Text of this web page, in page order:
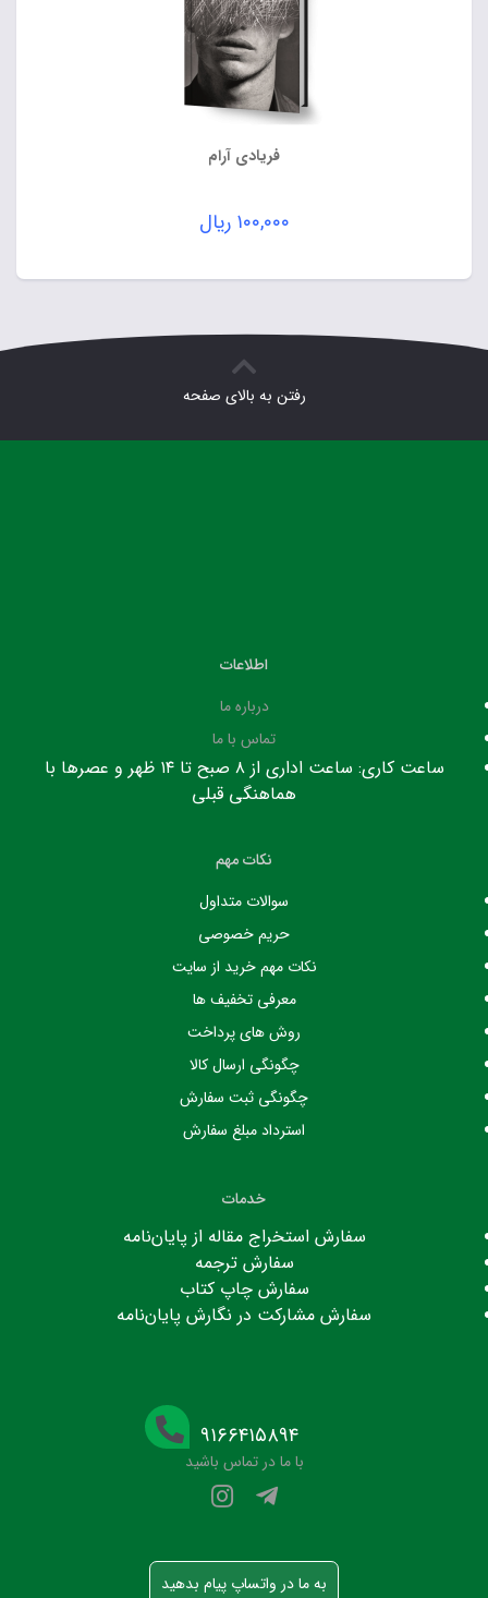
فریادی آرام
۱۰۰,۰۰۰ ریال
رفتن به بالای صفحه
اطلاعات
درباره ما
تماس با ما
ساعت کاری: ساعت اداری از ۸ صبح تا ۱۴ ظهر و عصرها با
هماهنگی قبلی
نکات مهم
سوالات متداول
حریم خصوصی
نکات مهم خرید از سایت
معرفی تخفیف ها
روش های پرداخت
چگونگی ارسال کالا
چگونگی ثبت سفارش
استرداد مبلغ سفارش
خدمات
سفارش استخراج مقاله از پایان‌نامه
سفارش ترجمه
سفارش چاپ کتاب
سفارش مشارکت در نگارش پایان‌نامه
۹۱۶۶۴۱۵۸۹۴
با ما در تماس باشید
به ما در واتساپ پیام بدهید